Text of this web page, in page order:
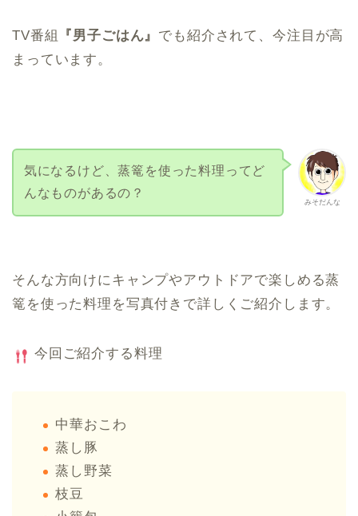
TV番組 『男子ごはん』 でも紹介されて、今注目が高
まっています。
みそだんな
気になるけど、蒸篭を使った料理ってど
んなものがあるの？
そんな方向けにキャンプやアウトドアで楽しめる蒸
篭を使った料理を写真付きで詳しくご紹介します。
今回ご紹介する料理
中華おこわ
蒸し豚
蒸し野菜
枝豆